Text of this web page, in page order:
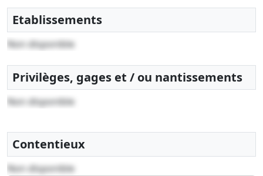
comptable
Etablissements
Non disponible
Privilèges, gages et / ou nantissements
Non disponible
Contentieux
Non disponible